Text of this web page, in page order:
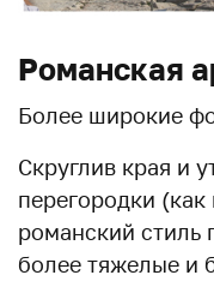
Романская
Более широкие
Скруглив края и
перегородки
романский стиль
более тяжелые и